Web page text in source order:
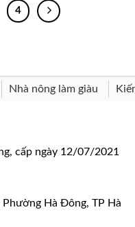
4
Nhà nông làm giàu
cấp ngày 12/07/2021
Hà Đông, TP Hà